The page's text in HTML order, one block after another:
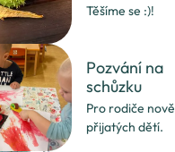
Těšíme se :)!
Pozvání na
schůzku
Pro rodiče nově
přijatých dětí.